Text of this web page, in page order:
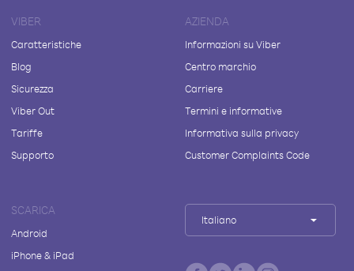
VIBER
Caratteristiche
Blog
Sicurezza
Viber Out
Tariffe
Supporto
AZIENDA
Informazioni su Viber
Centro marchio
Carriere
Termini e informative
Informativa sulla privacy
Customer Complaints Code
SCARICA
Android
iPhone & iPad
Italiano